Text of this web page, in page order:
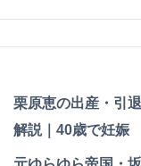
栗原恵の出産・引
解説｜40歳で妊娠